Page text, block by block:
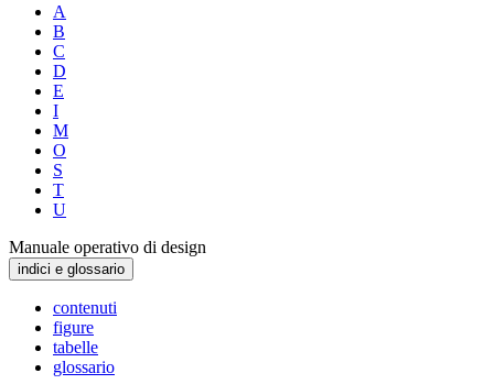
A
B
C
D
E
I
M
O
S
T
U
Manuale operativo di design
indici e glossario
contenuti
figure
tabelle
glossario